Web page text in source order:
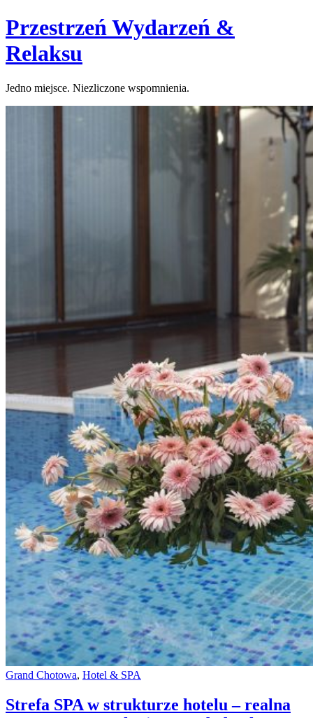
Skip
to
content
Przestrzeń Wydarzeń &
Relaksu
Jedno miejsce. Niezliczone wspomnienia.
Categories:
Grand Chotowa, Hotel & SPA
Strefa SPA w strukturze hotelu – realna